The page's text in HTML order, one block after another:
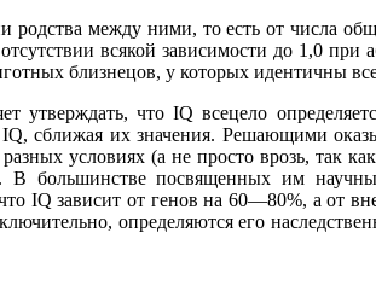
родства между ними, то есть от числа
всякой зависимости до 1,0
близнецов, у которых идентичны
утверждать, что IQ всецело
сближая их значения. Решающими
условиях (а не просто врозь, так
В большинстве посвященных им
IQ зависит от генов на 60—80%, а от
определяются его